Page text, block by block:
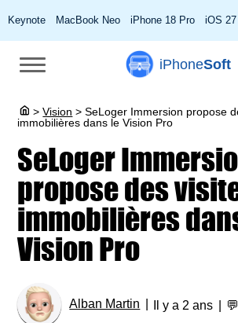
Keynote MacBook Neo iPhone 18 Pro iOS 27
iPhoneSoft
> Vision > SeLoger Immersion propose
immobilières dans le Vision Pro
SeLoger
propose des
immobilières
Vision Pro
Alban Martin Il y a 2 ans 💬